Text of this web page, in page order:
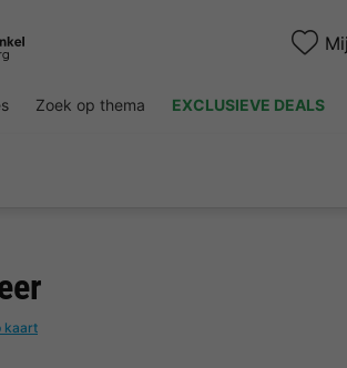
Zoek op thema EXCLUSIEVE DEALS
kaart